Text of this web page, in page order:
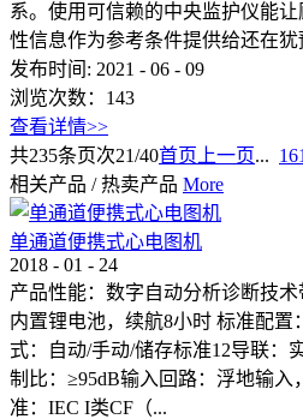
系。使用可信赖的中央监护仪能
性信息作为参考条件提供给还在犹
发布时间: 2021 - 06 - 09
浏览次数： 143
查看详情>>
共235条页次21/40首页 上一页... 16
相关产品 / 热卖产品 More
单通道便携式心电图机
2018 - 01 - 24
产品性能：数字自动分析诊断技
内置锂电池，续航8小时 标准配
式：自动/手动/储存标准12导联：
制比：≥95dB输入回路：浮地输入
准：IEC I类CF（...